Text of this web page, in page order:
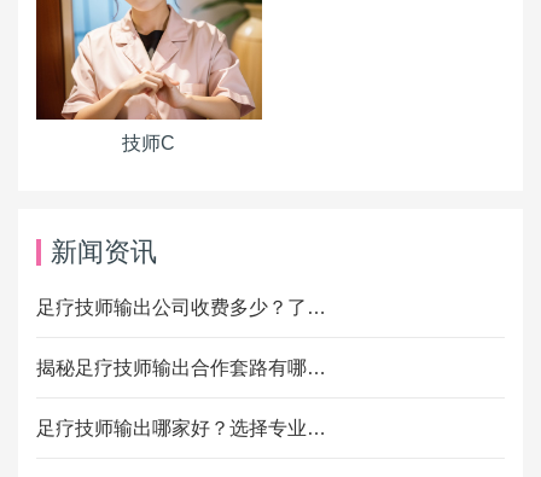
技师C
新闻资讯
足疗技师输出公司收费多少？了…
揭秘足疗技师输出合作套路有哪…
足疗技师输出哪家好？选择专业…